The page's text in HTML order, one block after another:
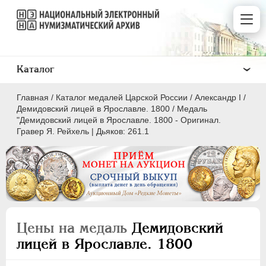
Главная / Каталог медалей Царской России / Александр I /
Демидовский лицей в Ярославле. 1800 / Медаль
"Демидовский лицей в Ярославле. 1800 - Оригинал.
Гравер Я. Рейхель | Дьяков: 261.1
Цены на медаль Демидовский
лицей в Ярославле. 1800
Каталог
ВСЕ
ПEТР I 1699-1725
ПЕТР II
АННА ИОАННОВНА 1730-1740
ИОАНН АНТОНОВИЧ